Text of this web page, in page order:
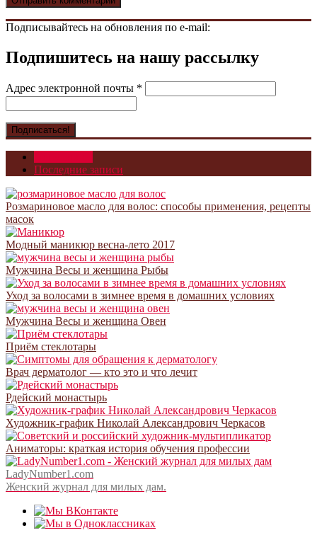
Подписывайтесь на обновления по e-mail:
Подпишитесь на нашу рассылку
Адрес электронной почты *
Последние записи
Розмариновое масло для волос: способы применения, рецепты
масок
Модный маникюр весна-лето 2017
Мужчина Весы и женщина Рыбы
Уход за волосами в зимнее время в домашних условиях
Мужчина Весы и женщина Овен
Приём стеклотары
Врач дерматолог — кто это и что лечит
Рдейский монастырь
Художник-график Николай Александрович Черкасов
Аниматоры: краткая история обучения профессии
LadyNumber1.com
Женский журнал для милых дам.